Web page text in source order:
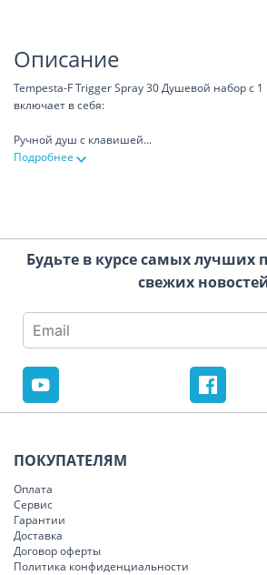
Описание
Tempesta-F Trigger Spray 30 Душевой набор с
включает в себя:
Ручной душ с клавишей...
Подробнее
Будьте в курсе самых лучших
свежих
ПОКУПАТЕЛЯМ
Оплата
Сервис
Гарантии
Доставка
Договор оферты
Политика конфиденциальности